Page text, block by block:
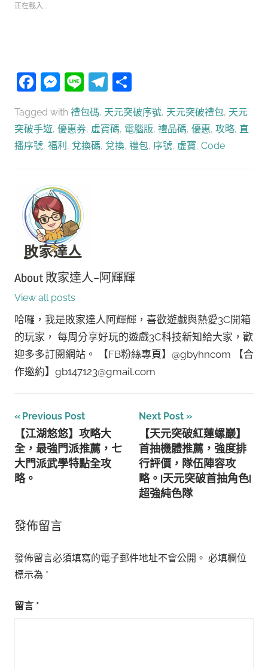
正在載入...
Facebook
Messenger
LineTelegram
Tagged with 禮包碼, 天元突破序號, 天元突破禮包, 天元
突破手遊, 優惠券, 虛寶碼, 電腦版, 禮品碼, 優惠, 攻略, 直
播序號, 福利 , 兌換碼, 兌換, 禮包, 序號, 虛寶, Code
About 敗家達人-阿輝輝
View all posts
哈囉，我是敗家達人阿輝輝，喜歡遊戲與熱愛3C開箱
的玩家， 每周分享好玩的遊戲3C科技新知給大家，歡
迎多多訂閱網站。 【FB粉絲專頁】@gbyhncom 【合
作邀約】gb147123@gmail.com
文
章
導
覽
Previous Post
【江湖悠悠】攻略大
全，最強門派推薦，七
大門派武學特點全攻
略。
Next Post
【天元突破紅蓮螺巖】
首抽機體推薦，強度排
行評價，隊伍陣容攻
略。|天元突破首抽角色|
超強純色隊
發佈留言
發佈留言必須填寫的電子郵件地址不會公開。 必填欄位
標示為 *
留言 *